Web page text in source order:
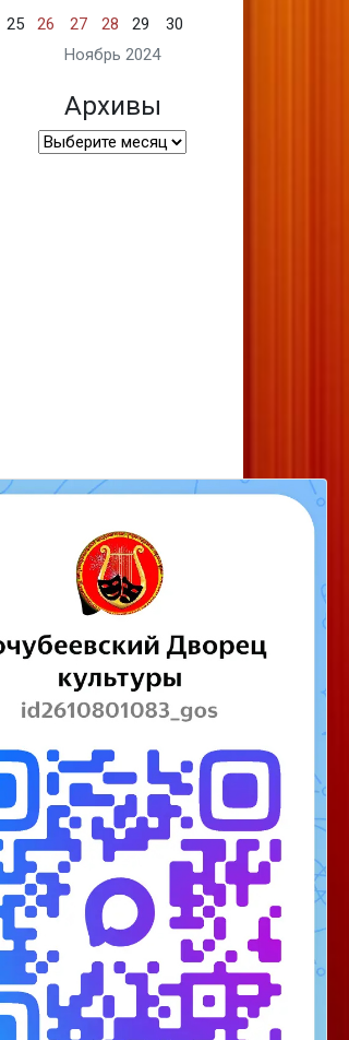
Ноябрь 2024
25
26 27 28 29 30
Архивы
Архивы